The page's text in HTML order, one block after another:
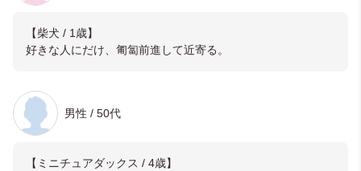
【柴犬 / 1歳】
好きな人にだけ、匍匐前進して近寄る。
男性 / 50代
【ミニチュアダックス / 4歳】